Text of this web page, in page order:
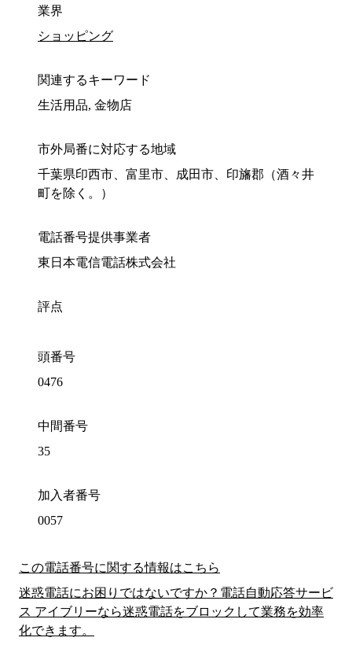
業界
ショッピング
関連するキーワード
生活用品, 金物店
市外局番に対応する地域
千葉県印西市、富里市、成田市、印旛郡（酒々井
町を除く。）
電話番号提供事業者
東日本電信電話株式会社
評点
頭番号
0476
中間番号
35
加入者番号
0057
この電話番号に関する情報はこちら
迷惑電話にお困りではないですか？電話自動応答サービ
ス アイブリーなら迷惑電話をブロックして業務を効率
化できます。